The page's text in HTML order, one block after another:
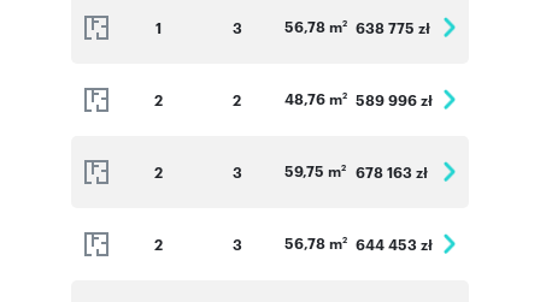
1 3 56,78 m2 638 775 zł
2 2 48,76 m2 589 996 zł
2 3 59,75 m2 678 163 zł
2 3 56,78 m2 644 453 zł